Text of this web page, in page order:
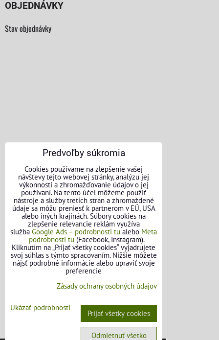
OBJEDNÁVKY
Stav objednávky
KONTAKTNÉ ÚDAJE
O nás
Kontakt
Požičovňa náradia
Názory našich zákazníkov
Mapa stránok
SLEDUJTE NÁS
Predvoľby súkromia
Cookies používame na zlepšenie vašej
návštevy tejto webovej stránky, analýzu jej
výkonnosti a zhromažďovanie údajov o jej
používaní. Na tento účel môžeme použiť
nástroje a služby tretích strán a zhromaždené
údaje sa môžu preniesť k partnerom v EÚ, USA
alebo iných krajinách. Súbory cookies na
zlepšenie relevancie reklám využíva
služba Google Ads – podrobnosti tu alebo Meta
– podrobnosti tu (Facebook, Instagram).
Kliknutím na „Prijať všetky cookies“ vyjadrujete
svoj súhlas s týmto spracovaním. Nižšie môžete
nájsť podrobné informácie alebo upraviť svoje
preferencie
Zásady ochrany osobných údajov
Ukázať podrobnosti
Prijať všetky cookies
Odmietnuť všetko